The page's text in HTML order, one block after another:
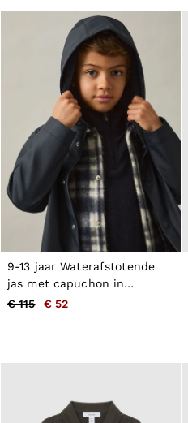
9-13 jaar Waterafstotende
jas met capuchon in
marineblauw
€ 115 € 52